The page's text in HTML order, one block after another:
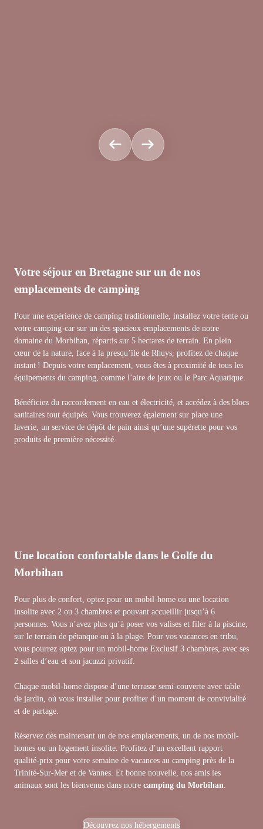
Votre séjour en Bretagne sur un de nos
emplacements de camping
Pour une expérience de camping traditionnelle, installez votre tente ou
votre camping-car sur un des spacieux emplacements de notre
domaine du Morbihan, répartis sur 5 hectares de terrain. En plein
cœur de la nature, face à la presqu’île de Rhuys, profitez de chaque
instant ! Depuis votre emplacement, vous êtes à proximité de tous les
équipements du camping, comme l’aire de jeux ou le Parc Aquatique.
Bénéficiez du raccordement en eau et électricité, et accédez à des blocs
sanitaires tout équipés. Vous trouverez également sur place une
laverie, un service de dépôt de pain ainsi qu’une supérette pour vos
produits de première nécessité.
Une location confortable dans le Golfe du
Morbihan
Pour plus de confort, optez pour un mobil-home ou une location
insolite avec 2 ou 3 chambres et pouvant accueillir jusqu’à 6
personnes. Vous n’avez plus qu’à poser vos valises et filer à la piscine,
sur le terrain de pétanque ou à la plage. Pour vos vacances en tribu,
vous pourrez optez pour un mobil-home Exclusif 3 chambres, avec ses
2 salles d’eau et son jacuzzi privatif.
Chaque mobil-home dispose d’une terrasse semi-couverte avec table
de jardin, où vous installer pour profiter d’un moment de convivialité
et de partage.
Réservez dès maintenant un de nos emplacements, un de nos mobil-
homes ou un logement insolite. Profitez d’un excellent rapport
qualité-prix pour votre semaine de vacances au camping près de la
Trinité-Sur-Mer et de Vannes. Et bonne nouvelle, nos amis les
animaux sont les bienvenus dans notre camping du Morbihan
Découvrez nos hébergements